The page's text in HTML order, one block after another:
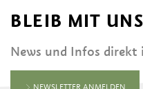
BLEIB MIT
News und Infos direkt